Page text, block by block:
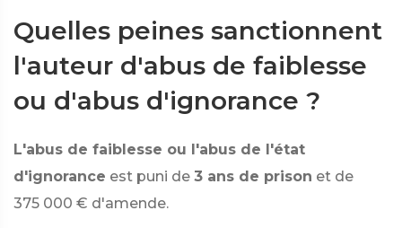
Quelles peines sanctionnent
l'auteur d'abus de faiblesse
ou d'abus d'ignorance ?
L'abus de faiblesse ou l'abus de l'état
d'ignorance est puni de 3 ans de prison et de
375 000 € d'amende.